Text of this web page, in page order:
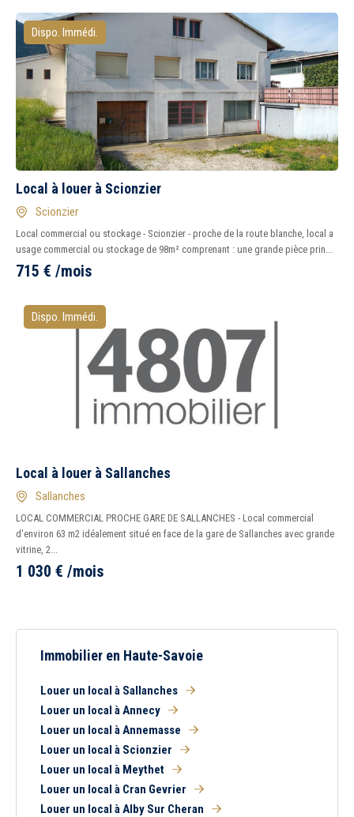
Peu importe Immédiatement
Dispo. Immédi.
Local à louer à Scionzier
Scionzier
Local commercial ou stockage - Scionzier - proche de la route blanche, local a
usage commercial ou stockage de 98m² comprenant : une grande pièce prin...
715 € /mois
Dispo. Immédi.
Local à louer à Sallanches
Sallanches
LOCAL COMMERCIAL PROCHE GARE DE SALLANCHES - Local commercial
d'environ 63 m2 idéalement situé en face de la gare de Sallanches avec grande
vitrine, 2...
1 030 € /mois
Immobilier en Haute-Savoie
Louer un local à Sallanches
Louer un local à Annecy
Louer un local à Annemasse
Louer un local à Scionzier
Louer un local à Meythet
Louer un local à Cran Gevrier
Louer un local à Alby Sur Cheran